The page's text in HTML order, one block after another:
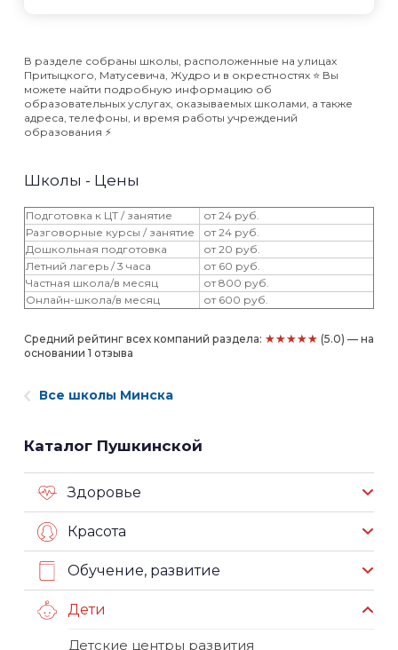
В разделе собраны школы, расположенные на улицах
Притыцкого, Матусевича, Жудро и в окрестностях ⭐️ Вы
можете найти подробную информацию об
образовательных услугах, оказываемых школами, а также
адреса, телефоны, и время работы учреждений
образования ⚡️
Школы - Цены
Подготовка к ЦТ / занятие
от 24 руб.
Разговорные курсы / занятие
от 24 руб.
Дошкольная подготовка
от 20 руб.
Летний лагерь / 3 часа
от 60 руб.
Частная школа/в месяц
от 800 руб.
Онлайн-школа/в месяц
от 600 руб.
Средний рейтинг всех компаний раздела: ★★★★★ (5.0) — на
основании 1 отзыва
Все школы Минска
Каталог Пушкинской
Здоровье
Красота
Обучение, развитие
Дети
Детские центры развития